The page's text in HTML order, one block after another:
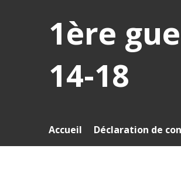
1ère
14-18
Accueil Déclaration de